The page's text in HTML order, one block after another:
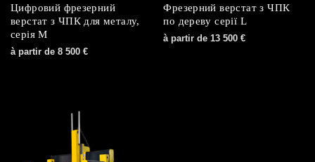
Цифровий фрезерний
верстат з ЧПК для металу,
серія M
à partir de 8 500 €
Фрезерний верстат з ЧПК
по дереву серії L
à partir de 13 500€